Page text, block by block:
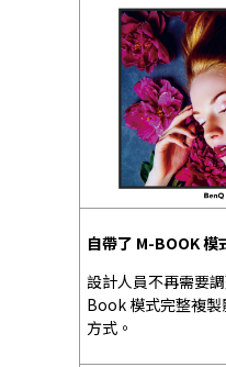
自帶了 M-BOOK
設計人員不再需要
Book 模式完整複
方式。